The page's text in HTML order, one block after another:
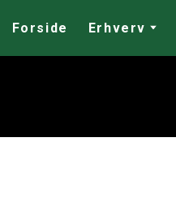
Forside Erhverv